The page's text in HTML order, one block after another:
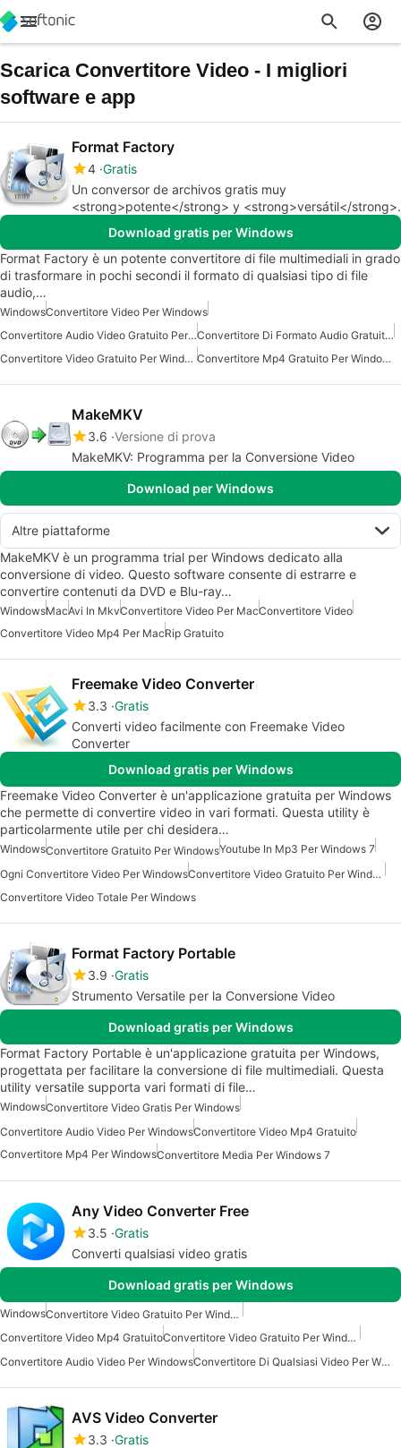
Scarica Convertitore Video - I migliori
software e app
Format Factory
4 Gratis
Un conversor de archivos gratis muy
<strong>potente</strong> y <strong>versátil</strong>.
Download gratis per Windows
Format Factory è un potente convertitore di file multimediali in grado
di trasformare in pochi secondi il formato di qualsiasi tipo di file
audio,…
WindowsConvertitore Video Per Windows
Convertitore Audio Video Gratuito Per Windows
Convertitore Di Formato Audio Gratuito Per Windows
Convertitore Video Gratuito Per Windows 10
Convertitore Mp4 Gratuito Per Windows
MakeMKV
3.6 Versione di prova
MakeMKV: Programma per la Conversione Video
Download per Windows
Altre piattaforme
MakeMKV è un programma trial per Windows dedicato alla
conversione di video. Questo software consente di estrarre e
convertire contenuti da DVD e Blu-ray…
WindowsMacAvi In MkvConvertitore Video Per MacConvertitore Video
Convertitore Video Mp4 Per MacRip Gratuito
Freemake Video Converter
3.3 Gratis
Converti video facilmente con Freemake Video
Converter
Download gratis per Windows
Freemake Video Converter è un'applicazione gratuita per Windows
che permette di convertire video in vari formati. Questa utility è
particolarmente utile per chi desidera…
WindowsConvertitore Gratuito Per WindowsYoutube In Mp3 Per Windows 7
Ogni Convertitore Video Per Windows
Convertitore Video Gratuito Per Windows
Convertitore Video Totale Per Windows
Format Factory Portable
3.9 Gratis
Strumento Versatile per la Conversione Video
Download gratis per Windows
Format Factory Portable è un'applicazione gratuita per Windows,
progettata per facilitare la conversione di file multimediali. Questa
utility versatile supporta vari formati di file…
WindowsConvertitore Video Gratis Per Windows
Convertitore Audio Video Per WindowsConvertitore Video Mp4 Gratuito
Convertitore Mp4 Per WindowsConvertitore Media Per Windows 7
Any Video Converter Free
3.5 Gratis
Converti qualsiasi video gratis
Download gratis per Windows
Windows
Convertitore Video Gratuito Per Windows
Convertitore Video Mp4 Gratuito
Convertitore Video Gratuito Per Windows 10
Convertitore Audio Video Per Windows
Convertitore Di Qualsiasi Video Per Windows 10
AVS Video Converter
3.3 Gratis